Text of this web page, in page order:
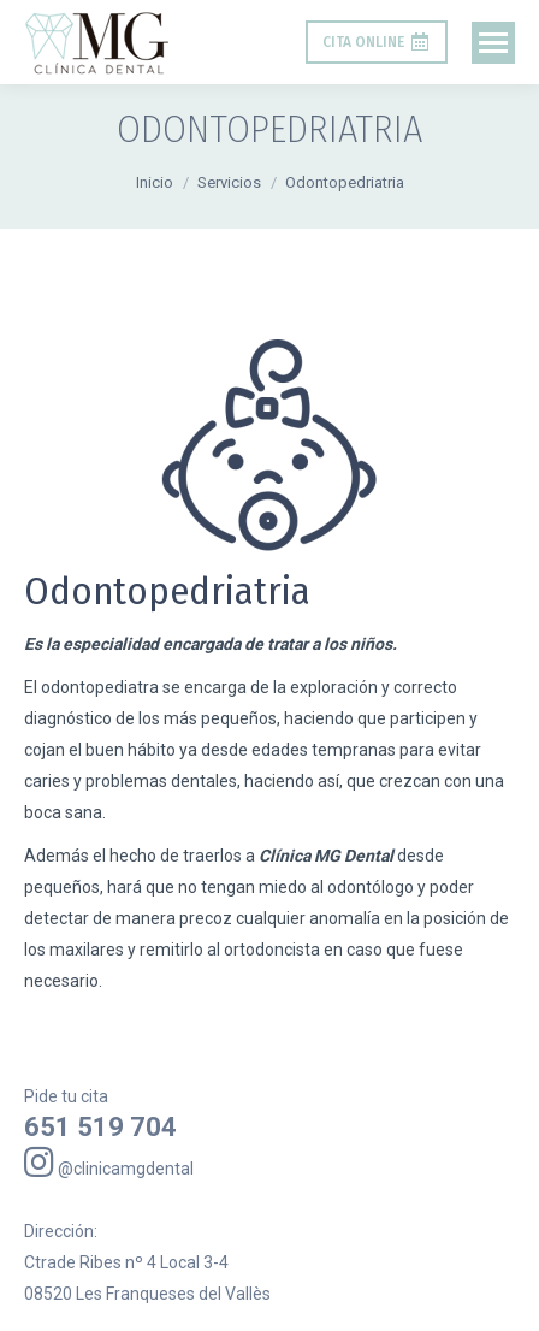
CITA ONLINE
ODONTOPEDRIATRIA
Inicio Servicios Odontopedriatria
Odontopedriatria
Es la especialidad encargada de tratar a los niños.
El odontopediatra se encarga de la exploración y correcto
diagnóstico de los más pequeños, haciendo que participen y
cojan el buen hábito ya desde edades tempranas para evitar
caries y problemas dentales, haciendo así, que crezcan con una
boca sana.
Además el hecho de traerlos a Clínica MG Dentaldesde
pequeños, hará que no tengan miedo al odontólogo y poder
detectar de manera precoz cualquier anomalía en la posición de
los maxilares y remitirlo al ortodoncista en caso que fuese
necesario.
Pide tu cita
651 519 704
@clinicamgdental
Dirección:
Ctrade Ribes nº 4 Local 3-4
08520 Les Franqueses del Vallès